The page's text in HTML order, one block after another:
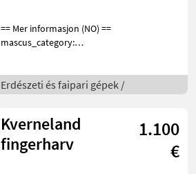
== Mer informasjon (NO) ==
mascus_category:
provide reference number
upon request: 9462 See
Erdészeti és faipari gépek /
Kverneland
fingerharv
1.100
€